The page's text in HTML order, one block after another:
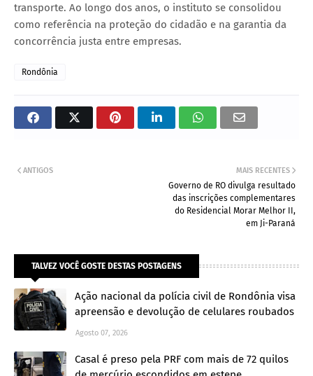
transporte. Ao longo dos anos, o instituto se consolidou
como referência na proteção do cidadão e na garantia da
concorrência justa entre empresas.
Rondônia
MAIS RECENTES
Governo de RO divulga resultado
das inscrições complementares
do Residencial Morar Melhor II,
em Ji-Paraná
ANTIGOS
TALVEZ VOCÊ GOSTE DESTAS POSTAGENS
Ação nacional da polícia civil de Rondônia visa
apreensão e devolução de celulares roubados
Agosto 07, 2026
Casal é preso pela PRF com mais de 72 quilos